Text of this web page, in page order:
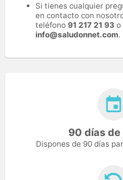
Si tienes cualquier
en contacto con
teléfono 91 217 21 93 o
info@saludonnet.com.
90 días
Dispones de 90 días